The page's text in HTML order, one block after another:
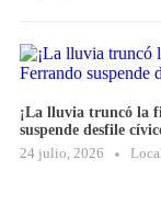
¡La lluvia truncó la
suspende desfile
24 julio, 2026